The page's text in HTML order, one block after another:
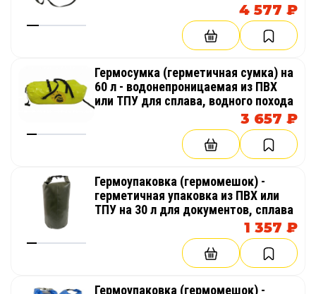
4 577 ₽
Гермосумка (герметичная сумка) на
60 л - водонепроницаемая из ПВХ
или ТПУ для сплава, водного похода
3 657 ₽
Гермоупаковка (гермомешок) -
герметичная упаковка из ПВХ или
ТПУ на 30 л для документов, сплава
1 357 ₽
Гермоупаковка (гермомешок) -